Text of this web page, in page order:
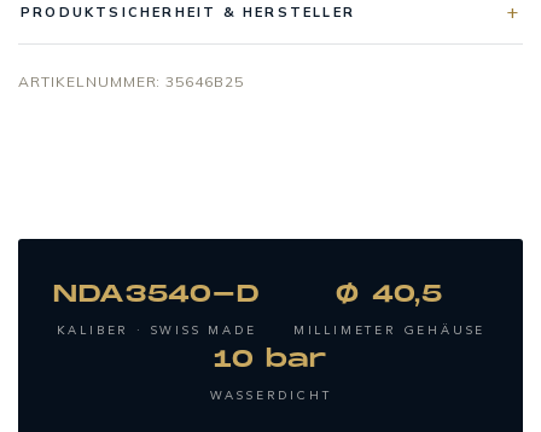
PRODUKTSICHERHEIT & HERSTELLER
ARTIKELNUMMER:35646B25
NDA3540-D
KALIBER · SWISS MADE
Ø 40,5
MILLIMETER GEHÄUSE
10 bar
WASSERDICHT